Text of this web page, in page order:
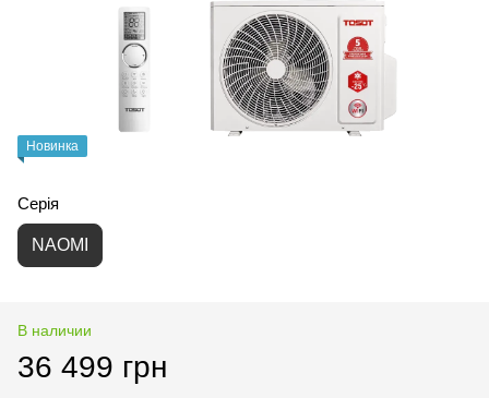
Новинка
Серія
NAOMI
В наличии
36 499 грн